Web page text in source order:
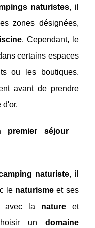
naturistes, il
zones désignées,
. Cependant, le
certains espaces
ou les boutiques.
avant de prendre
d'or.
premier séjour
naturiste, il
le naturisme et ses
avec la natureet
un domaine